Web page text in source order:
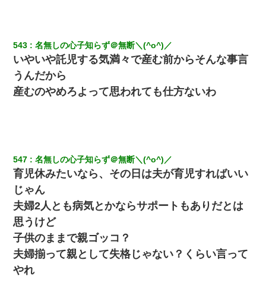
543 名無しの心子知らず＠無断＼(^o^)／
いやいや託児する気満々で産む前からそんな事言
うんだから
産むのやめろよって思われても仕方ないわ
547 名無しの心子知らず＠無断＼(^o^)／
育児休みたいなら、その日は夫が育児すればいい
じゃん
夫婦2人とも病気とかならサポートもありだとは
思うけど
子供のままで親ゴッコ？
夫婦揃って親として失格じゃない？くらい言って
やれ